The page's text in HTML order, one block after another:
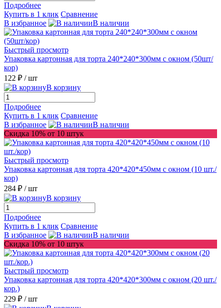
Подробнее
Купить в 1 клик Сравнение
В избранное
В наличии
Быстрый просмотр
Упаковка картонная для торта 240*240*300мм с окном (50шт/
кор)
122 ₽ / шт
В корзину
Подробнее
Купить в 1 клик Сравнение
В избранное
В наличии
Скидка 10% от 10 штук
Быстрый просмотр
Упаковка картонная для торта 420*420*450мм с окном (10 шт./
кор)
284 ₽ / шт
В корзину
Подробнее
Купить в 1 клик Сравнение
В избранное
В наличии
Скидка 10% от 10 штук
Быстрый просмотр
Упаковка картонная для торта 420*420*300мм с окном (20 шт./
кор.)
229 ₽ / шт